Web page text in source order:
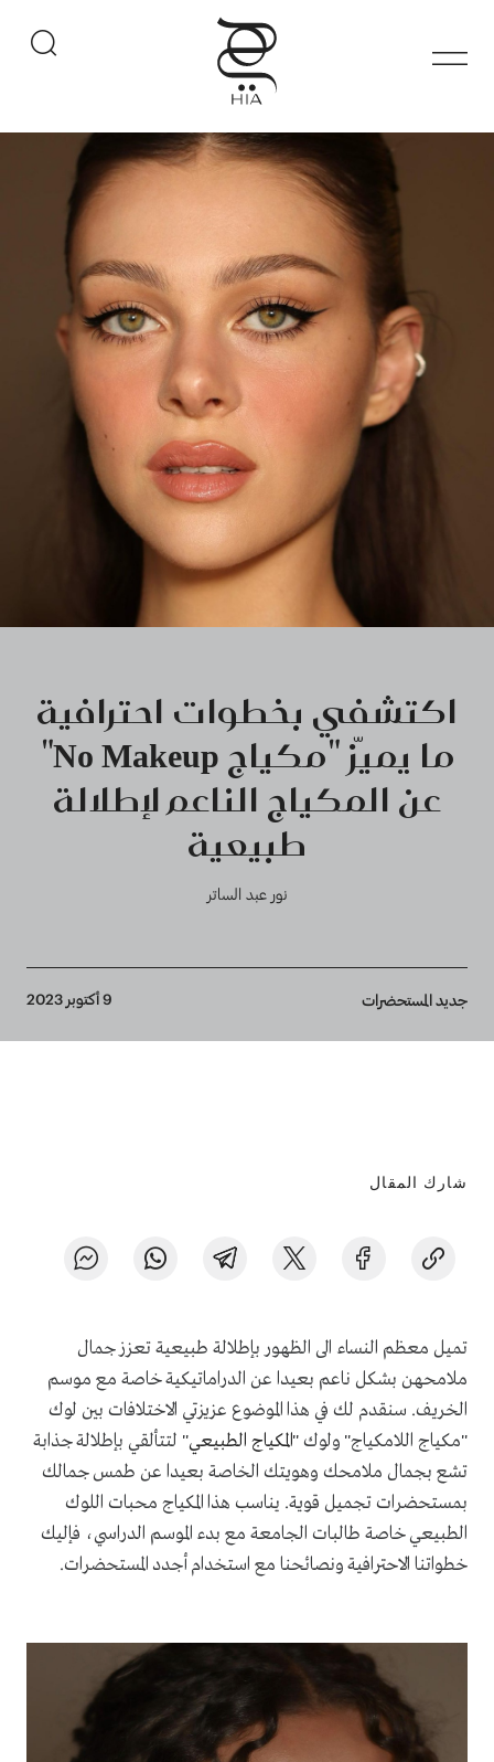
اكتشفي بخطوات احترافية
ما يميّز "مكياج No Makeup"
عن المكياج الناعم لإطلالة
طبيعية
نور عبد الساتر
Breadcrumb
جديد المستحضرات 9 أكتوبر 2023
شارك المقال
تميل معظم النساء الى الظهور بإطلالة طبيعية تعزز جمال
ملامحهن بشكل ناعم بعيدا عن الدراماتيكية خاصة مع موسم
الخريف. سنقدم لك في هذا الموضوع عزيزتي الاختلافات بين لوك
"مكياج اللامكياج" ولوك "المكياج الطبيعي" لتتألقي بإطلالة جذابة
تشع بجمال ملامحك وهويتك الخاصة بعيدا عن طمس جمالك
بمستحضرات تجميل قوية. يناسب هذا المكياج محبات اللوك
الطبيعي خاصة طالبات الجامعة مع بدء الموسم الدراسي، فإليك
خطواتنا الاحترافية ونصائحنا مع استخدام أجدد المستحضرات.